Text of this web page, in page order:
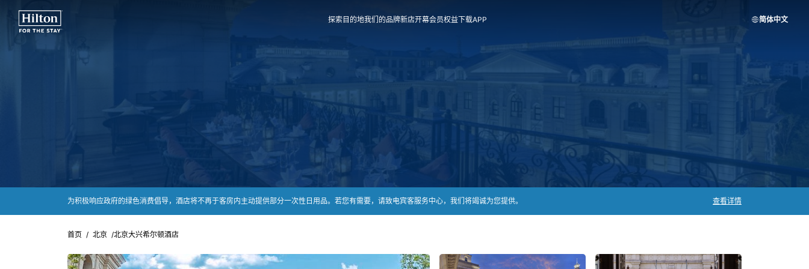
探索目的地我们的品牌新店开幕会员权益下载APP 简体中文
为积极响应政府的绿色消费倡导，酒店将不再于客房内主动提供部分一次性日用品。若您有需要，请致电宾客服务中心，我们将竭诚为您提供。 查看详情
首页 / 北京 /北京大兴希尔顿酒店